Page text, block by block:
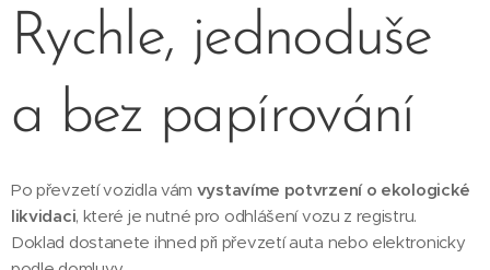
Rychle, jednoduše
a bez papírování
Po převzetí vozidla vám vystavíme potvrzení o ekologické
likvidaci, které je nutné pro odhlášení vozu z registru.
Doklad dostanete ihned při převzetí auta nebo elektronicky